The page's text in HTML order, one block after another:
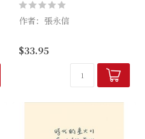
作者：張永信
成竭力建立教會的保羅？
這位格外勞苦的使徒，到底是
領受了馬其頓異象的保羅，到
$33.95